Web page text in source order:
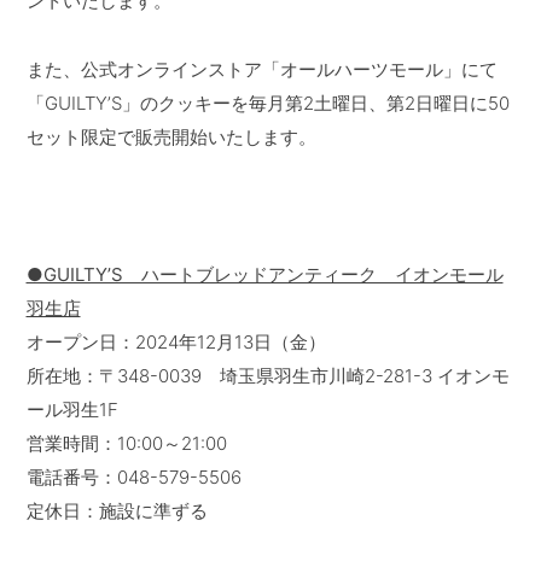
また、公式オンラインストア「オールハーツモール」にて
「GUILTY’S」のクッキーを毎月第2土曜日、第2日曜日に50
セット限定で販売開始いたします。
●GUILTY’S ハートブレッドアンティーク イオンモール
羽生店
オープン日：2024年12月13日（金）
所在地：〒348-0039 埼玉県羽生市川崎2-281-3 イオンモ
ール羽生1F
営業時間：10:00～21:00
電話番号：048-579-5506
定休日：施設に準ずる